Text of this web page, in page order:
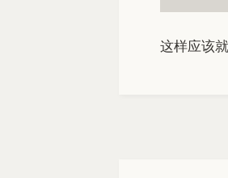
这样应该就